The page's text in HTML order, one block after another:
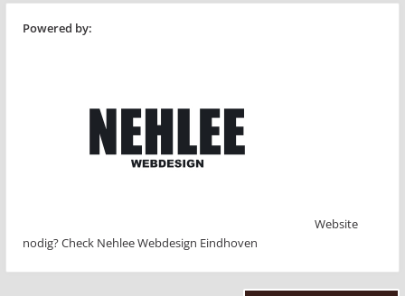
Powered by:
Website
nodig? Check Nehlee Webdesign Eindhoven